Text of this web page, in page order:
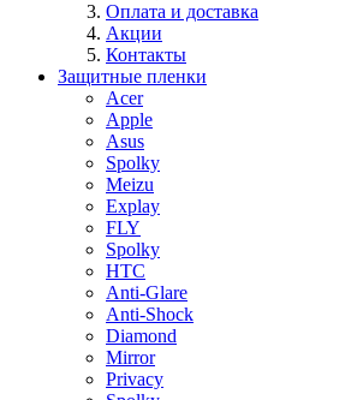
Оплата и доставка
Акции
Контакты
Защитные пленки
Acer
Apple
Asus
Spolky
Meizu
Explay
FLY
Spolky
HTC
Anti-Glare
Anti-Shock
Diamond
Mirror
Privacy